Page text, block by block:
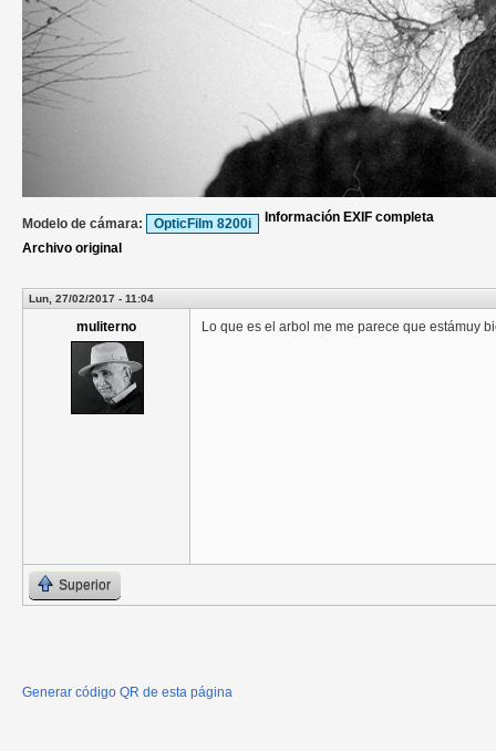
Modelo de cámara: OpticFilm 8200i
Información EXIF completa
Archivo original
Lun, 27/02/2017 - 11:04
muliterno Lo que es el arbol me me parece que estámuy
Superior
Generar código QR de esta página